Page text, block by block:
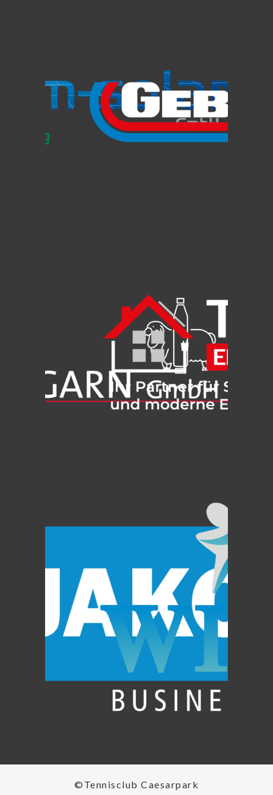
©Tennisclub Caesarpark